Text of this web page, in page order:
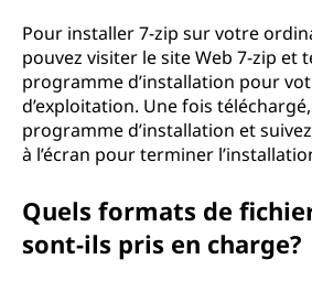
Pour installer 7-zip sur votre
pouvez visiter le site Web 7-zip et
programme d’installation pour
d’exploitation. Une fois
programme d’installation et
à l’écran pour terminer
Quels formats de
sont-ils pris en charge?